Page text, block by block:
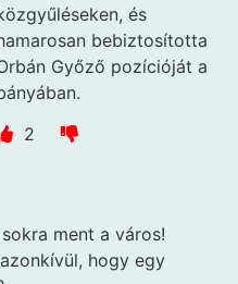
és
bebiztosította
Győző pozícióját a
2
ment a város!
hogy egy